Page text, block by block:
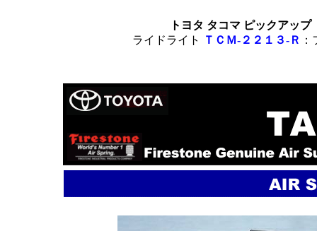
トヨタ タコマ ピックアップ
ライドライト
ＴＣＭ-２２１３-Ｒ